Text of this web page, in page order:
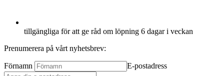
tillgängliga för att ge råd om löpning 6 dagar i veckan
Prenumerera på vårt nyhetsbrev:
Förnamn E-postadress